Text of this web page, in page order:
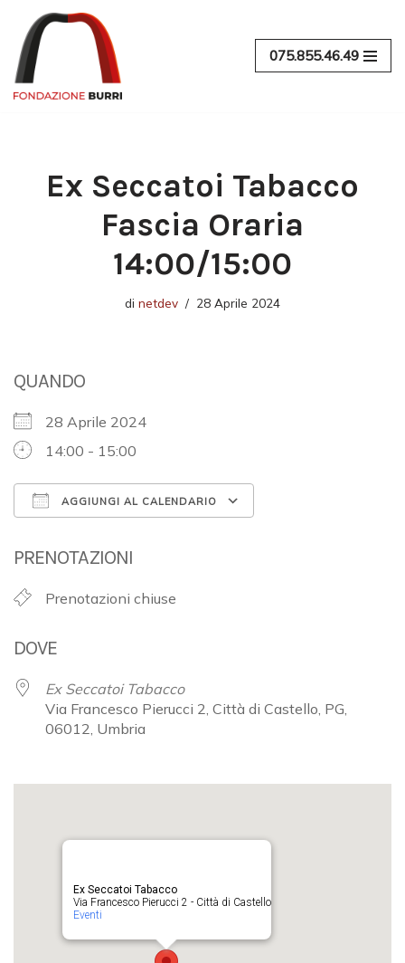
Vai
al
contenuto
075.855.46.49
Ex Seccatoi Tabacco
Fascia Oraria
14:00/15:00
di netdev 28 Aprile 2024
QUANDO
28 Aprile 2024
14:00 - 15:00
AGGIUNGI AL CALENDARIO
PRENOTAZIONI
Prenotazioni chiuse
DOVE
Ex Seccatoi Tabacco
Via Francesco Pierucci 2, Città di Castello, PG,
06012, Umbria
Ex Seccatoi Tabacco
Via Francesco Pierucci 2 - Città di Castello
Eventi